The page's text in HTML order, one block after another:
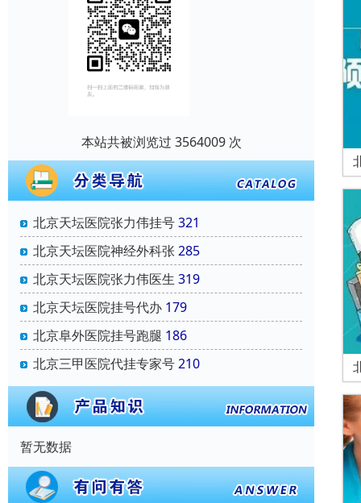
本站共被浏览过 3564009 次
北京天坛医院张力伟挂号321
北京天坛医院神经外科张 285
北京天坛医院张力伟医生 319
北京天坛医院挂号代办 179
北京阜外医院挂号跑腿 186
北京三甲医院代挂专家号210
暂无数据